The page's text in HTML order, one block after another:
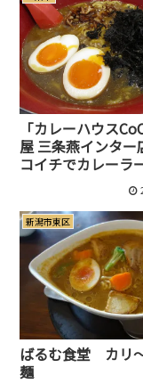
「カレーハウス
屋 三条燕インター
コイチでカレーラ
新潟市東区
ばるむ食堂 カリ
麺